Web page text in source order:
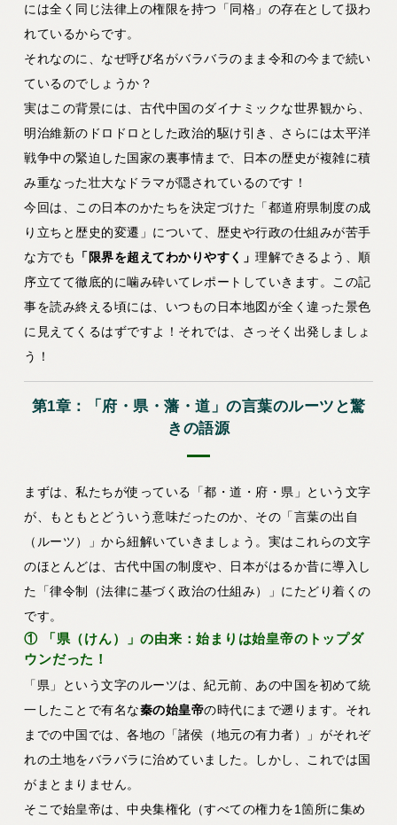
には全く同じ法律上の権限を持つ「同格」の存在として扱わ
れているからです。
それなのに、なぜ呼び名がバラバラのまま令和の今まで続い
ているのでしょうか？
実はこの背景には、古代中国のダイナミックな世界観から、
明治維新のドロドロとした政治的駆け引き、さらには太平洋
戦争中の緊迫した国家の裏事情まで、
日本の歴史が複雑に積
み重なった壮大なドラマが隠されているのです！
今回は、この日本のかたちを決定づけた「都道府県制度の成
り立ちと歴史的変遷」について、歴史や行政の仕組みが苦手
な方でも
「限界を超えてわかりやすく」理解できるよう、順
序立てて徹底的に噛み砕いてレポートしていきます。この記
事を読み終える頃には、いつもの日本地図が全く違った景色
に見えてくるはずですよ！それでは、さっそく出発しましょ
う！
第1章：「府・県・藩・道」の言葉のルーツと驚
きの語源
まずは、私たちが使っている「都・道・府・県」という文字
が、もともとどういう意味だったのか、その「言葉の出自
（ルーツ）」から紐解いていきましょう。実はこれらの文字
のほとんどは、古代中国の制度や、日本がはるか昔に導入し
た「律令制（法律に基づく政治の仕組み）」にたどり着くの
です。
① 「県（けん）」の由来：始まりは始皇帝のトップダ
ウンだった！
「県」という文字のルーツは、紀元前、あの中国を初めて統
一したことで有名な秦の始皇帝の時代にまで遡ります。それ
までの中国では、各地の「諸侯（地元の有力者）」がそれぞ
れの土地をバラバラに治めていました。しかし、これでは国
がまとまりません。
そこで始皇帝は、中央集権化（すべての権力を1箇所に集め